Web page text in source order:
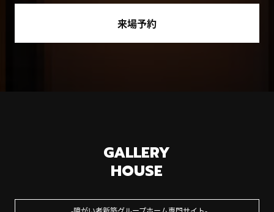
来場予約
GALLERY
HOUSE